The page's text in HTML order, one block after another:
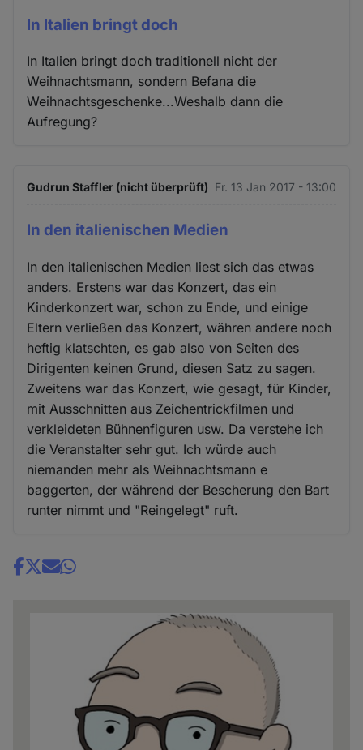
In Italien bringt doch
In Italien bringt doch traditionell nicht der
Weihnachtsmann, sondern Befana die
Weihnachtsgeschenke...Weshalb dann die
Aufregung?
Gudrun Staffler (nicht überprüft) Fr. 13 Jan 2017 - 13:00
In den italienischen Medien
In den italienischen Medien liest sich das etwas
anders. Erstens war das Konzert, das ein
Kinderkonzert war, schon zu Ende, und einige
Eltern verließen das Konzert, währen andere noch
heftig klatschten, es gab also von Seiten des
Dirigenten keinen Grund, diesen Satz zu sagen.
Zweitens war das Konzert, wie gesagt, für Kinder,
mit Ausschnitten aus Zeichentrickfilmen und
verkleideten Bühnenfiguren usw. Da verstehe ich
die Veranstalter sehr gut. Ich würde auch
niemanden mehr als Weihnachtsmann e
baggerten, der während der Bescherung den Bart
runter nimmt und "Reingelegt" ruft.
Share